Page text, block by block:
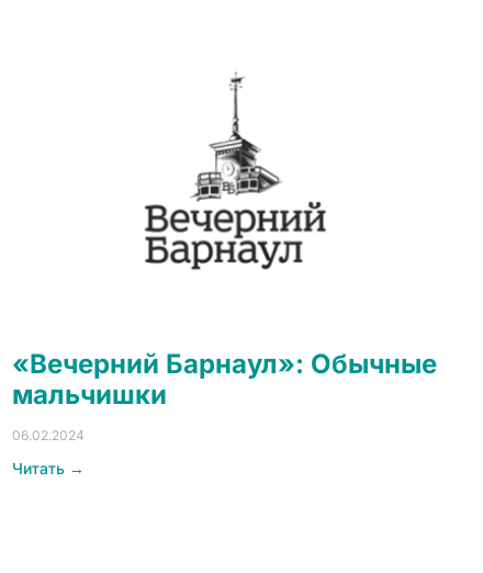
«Вечерний Барнаул»: Обычные
мальчишки
06.02.2024
Читать →